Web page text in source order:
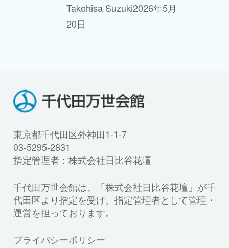
Takehisa Suzuki2026年5月
20日
東京都千代田区外神田1-1-7
03-5295-2831
指定管理者：株式会社日比谷花壇
千代田万世会館は、「株式会社日比谷花壇」が千
代田区より指定を受け、指定管理者として管理・
運営を担っております。
プライバシーポリシー